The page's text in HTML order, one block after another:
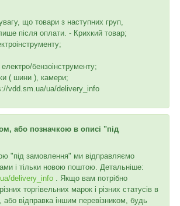
що товари з наступних груп,
після оплати. - Крихкий товар;
бензоінструменту;
( шини ), камери;
vdd.sm.ua/ua/delivery_info
або позначкою в описі "під
"під замовлення" ми відправляємо
і тільки новою поштою. Детальніше:
delivery_info . Якщо вам потрібно
торгівельних марок і різних статусів в
відправка іншим перевізником, будь